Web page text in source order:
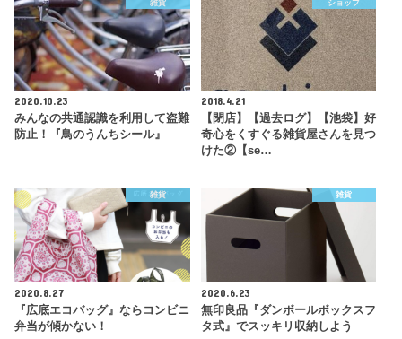
雑貨
2020.10.23
みんなの共通認識を利用して盗難
防止！『鳥のうんちシール』
ショップ
2018.4.21
【閉店】【過去ログ】【池袋】好
奇心をくすぐる雑貨屋さんを見つ
けた②【se…
雑貨
2020.8.27
『広底エコバッグ』ならコンビニ
弁当が傾かない！
雑貨
2020.6.23
無印良品『ダンボールボックスフ
タ式』でスッキリ収納しよう